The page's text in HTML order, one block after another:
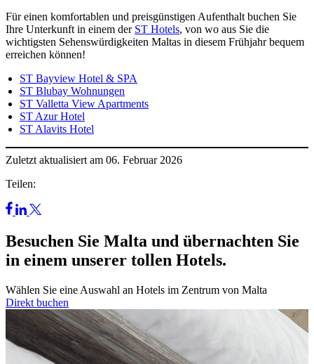
Für einen komfortablen und preisgünstigen Aufenthalt buchen Sie
Ihre Unterkunft in einem der ST Hotels, von wo aus Sie die
wichtigsten Sehenswürdigkeiten Maltas in diesem Frühjahr bequem
erreichen können!
ST Bayview Hotel & SPA
ST Blubay Wohnungen
ST Valletta View Apartments
ST Azur Hotel
ST Alavits Hotel
Zuletzt aktualisiert am 06. Februar 2026
Teilen:
Besuchen Sie Malta und übernachten Sie
in einem unserer tollen Hotels.
Wählen Sie eine Auswahl an Hotels im Zentrum von Malta
Direkt buchen